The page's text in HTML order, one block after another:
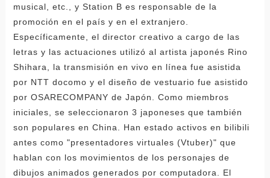
musical, etc., y Station B es responsable de la
promoción en el país y en el extranjero.
Específicamente, el director creativo a cargo de las
letras y las actuaciones utilizó al artista japonés Rino
Shihara, la transmisión en vivo en línea fue asistida
por NTT docomo y el diseño de vestuario fue asistido
por OSARECOMPANY de Japón. Como miembros
iniciales, se seleccionaron 3 japoneses que también
son populares en China. Han estado activos en bilibili
antes como "presentadores virtuales (Vtuber)" que
hablan con los movimientos de los personajes de
dibujos animados generados por computadora. El